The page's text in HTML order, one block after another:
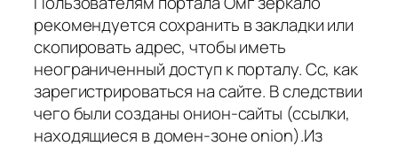
рекомендуется сохранить в закладки или
скопировать адрес, чтобы иметь
неограниченный доступ к порталу. Cc, как
зарегистрироваться на сайте. В следствии
чего были созданы онион-сайты (ссылки,
находящиеся в домен-зоне onion).Из